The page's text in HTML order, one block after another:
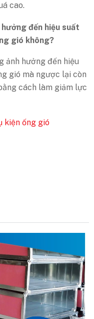
cao.
đến hiệu suất
gió không?
ảnh hưởng đến hiệu
gió mà ngược lại còn
cách làm giảm lực
kiện ống gió